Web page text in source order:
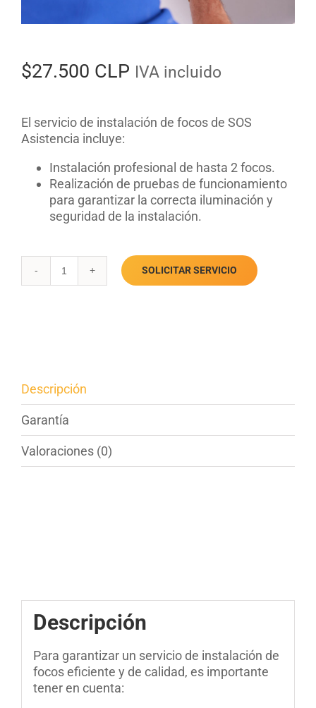
$27.500 CLP IVA incluido
El servicio de instalación de focos de SOS
Asistencia incluye:
Instalación profesional de hasta 2 focos.
Realización de pruebas de funcionamiento
para garantizar la correcta iluminación y
seguridad de la instalación.
Instalación
SOLICITAR SERVICIO
Descripción
Garantía
Valoraciones (0)
Descripción
Para garantizar un servicio de instalación de
focos eficiente y de calidad, es importante
tener en cuenta: